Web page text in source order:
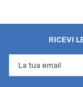
RICEVI